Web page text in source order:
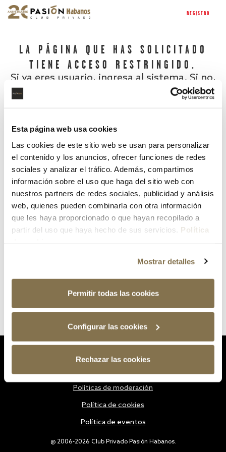
Esta página web usa cookies
Las cookies de este sitio web se usan para personalizar
el contenido y los anuncios, ofrecer funciones de redes
sociales y analizar el tráfico. Además, compartimos
información sobre el uso que haga del sitio web con
nuestros partners de redes sociales, publicidad y análisis
web, quienes pueden combinarla con otra información
que les haya proporcionado o que hayan recopilado a
partir del uso que haya hecho de sus servicios. Política
Mostrar detalles
Permitir todas las cookies
Configurar las cookies
Rechazar las cookies
REGISTRO
LA PÁGINA QUE HAS SOLICITADO
TIENE ACCESO RESTRINGIDO.
Si ya eres usuario, ingresa al sistema. Si no,
¿Has olvidado tu contraseña?
@ 2006-2026 Club Privado Pasión Habanos.
Políticas de moderación
Política de cookies
Política de eventos